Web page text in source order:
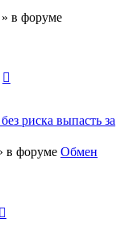
в форуме
риска выпасть за
в форуме Обмен